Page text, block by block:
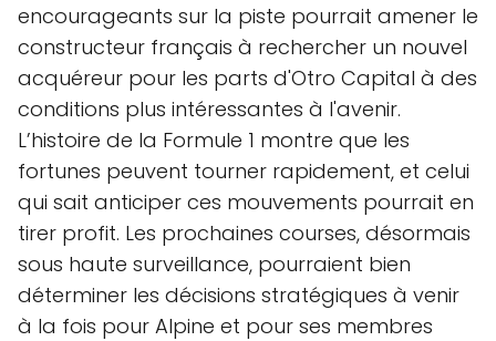
encourageants sur la piste pourrait amener le
constructeur français à rechercher un nouvel
acquéreur pour les parts d'Otro Capital à des
conditions plus intéressantes à l'avenir.
L’histoire de la Formule 1 montre que les
fortunes peuvent tourner rapidement, et celui
qui sait anticiper ces mouvements pourrait en
tirer profit. Les prochaines courses, désormais
sous haute surveillance, pourraient bien
déterminer les décisions stratégiques à venir
à la fois pour Alpine et pour ses membres